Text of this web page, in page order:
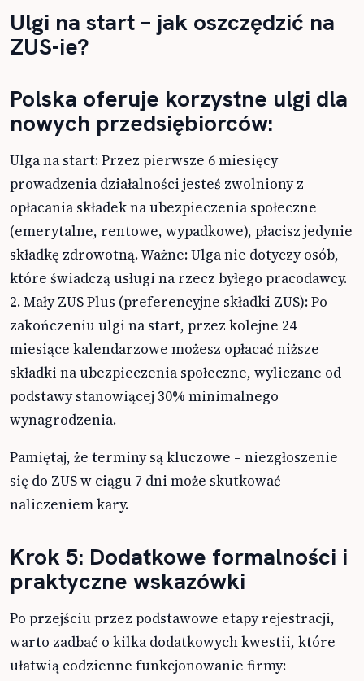
Ulgi na start – jak oszczędzić na
ZUS-ie?
Polska oferuje korzystne ulgi dla
nowych przedsiębiorców:
Ulga na start: Przez pierwsze 6 miesięcy
prowadzenia działalności jesteś zwolniony z
opłacania składek na ubezpieczenia społeczne
(emerytalne, rentowe, wypadkowe), płacisz jedynie
składkę zdrowotną. Ważne: Ulga nie dotyczy osób,
które świadczą usługi na rzecz byłego pracodawcy.
2. Mały ZUS Plus (preferencyjne składki ZUS): Po
zakończeniu ulgi na start, przez kolejne 24
miesiące kalendarzowe możesz opłacać niższe
składki na ubezpieczenia społeczne, wyliczane od
podstawy stanowiącej 30% minimalnego
wynagrodzenia.
Pamiętaj, że terminy są kluczowe – niezgłoszenie
się do ZUS w ciągu 7 dni może skutkować
naliczeniem kary.
Krok 5: Dodatkowe formalności i
praktyczne wskazówki
Po przejściu przez podstawowe etapy rejestracji,
warto zadbać o kilka dodatkowych kwestii, które
ułatwią codzienne funkcjonowanie firmy: